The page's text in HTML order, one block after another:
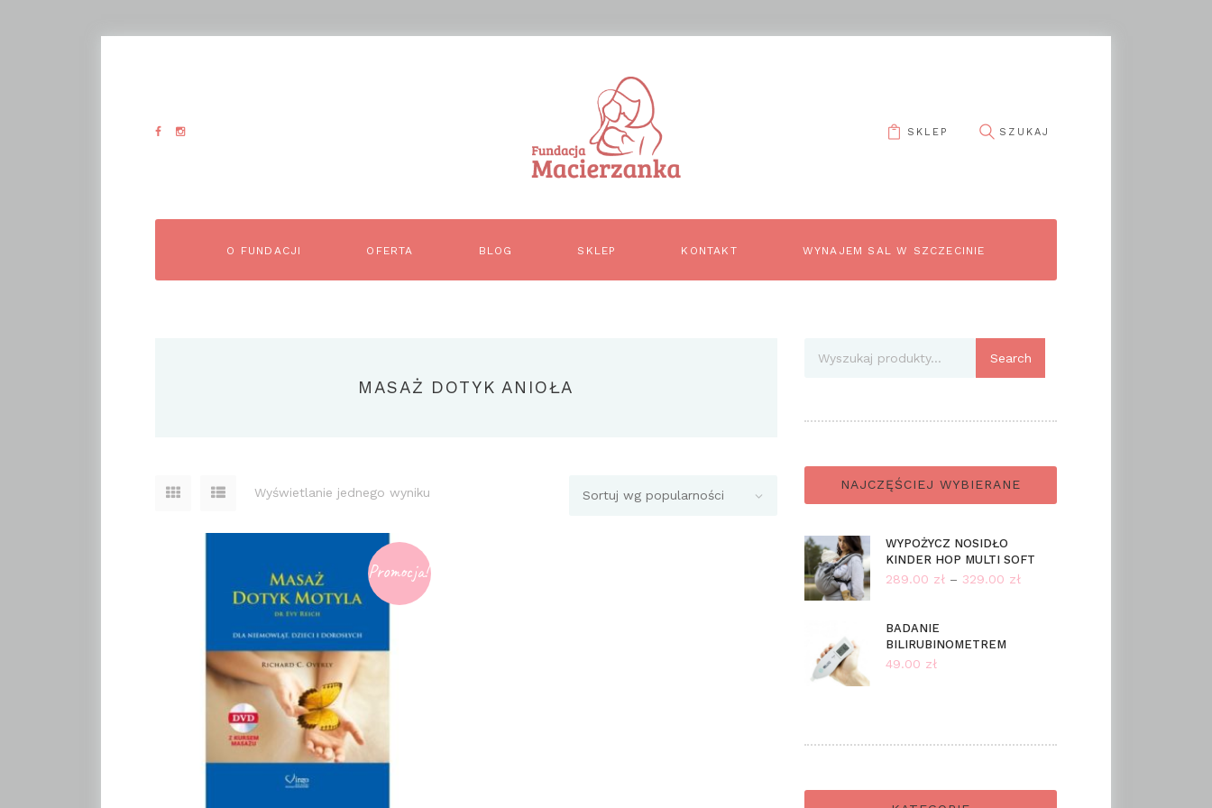
SKLEP
O FUNDACJI OFERTA BLOG SKLEP KONTAKT WYNAJEM SAL W SZCZECINIE
MASAŻ DOTYK ANIOŁA
Wyświetlanie jednego wyniku
Promocja!
Search
NAJCZĘŚCIEJ WYBIERANE
WYPOŻYCZ NOSIDŁO
KINDER HOP MULTI SOFT
289.00 zł – 329.00 złZakres
BADANIE
BILIRUBINOMETREM
49.00 zł